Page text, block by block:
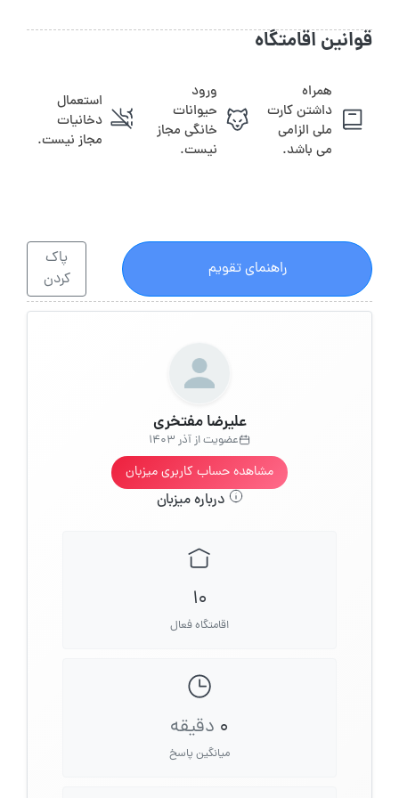
قوانین اقامتگاه
همراه
داشتن کارت
ملی الزامی
می باشد.
ورود
حیوانات
خانگی مجاز
نیست.
استعمال
دخانیات
مجاز نیست.
راهنمای تقویم
پاک
کردن
علیرضا مفتخری
عضویت از آذر 1403
مشاهده حساب کاربری میزبان
درباره میزبان
10
اقامتگاه فعال
0 دقیقه
میانگین پاسخ